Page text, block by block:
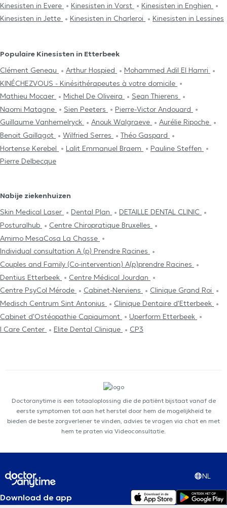
Kinesisten in Evere
Kinesisten in Vorst
Kinesisten in Enghien
Kinesisten in Jette
Kinesisten in Charleroi Kinesisten in Lessines
Populaire Kinesisten in Etterbeek
Clément Geneau
Arthur Hospied
Mohammed Adil El Hamri
KINÉCHEZVOUS - Kinésithérapeutes à votre domicile
Mathieu Mocaer
Michel De Oliveira
Sean Thierens
Naomi Matagne
Sien Peeters
Pierre-Victor Andouard
Guillaume Vanhemelryck
Anouk Walgraeve
Aurélie Ripoche
Benoit Gaillagot
Wilfried Serres
Théo Gaspard
Hortense Kerebel
Lalit Emmanuel Braem
Pauline Steffen
Pierre Delbecque
Nabije ziekenhuizen
Skin Medical Laser
Dental Plan
DETAILLE DENTAL CLINIC
Posturalhub
Centre Chiropratique Bruxelles
Amimo MesaCosa La Chasse
Individual consultation A (p) Prendre Racines
Couples and Family (Co-intervention) A(p)prendre Racines
Dentius Etterbeek
Centre Médical Jourdan
Centre PsyCol Mérode
Cabinet-Nerviens
Clinique Grand Roi
Medisch Centrum Sint Antonius
Clinique Dentaire d'Etterbeek
Cabinet d'Ostéopathie Capiaumont
Uperform Etterbeek
I Care Center
Elite Dental Clinique CP3
Doctoranytime is een totaaloplossing die de patiënt bijstaat vanaf de
eerste symptomen tot aan het herstel door hem de mogelijkheid te
bieden de beste zorgverlener te vinden, advies te vragen via chat en met
hem te praten via Videoconsultatie.
NL
Download de app